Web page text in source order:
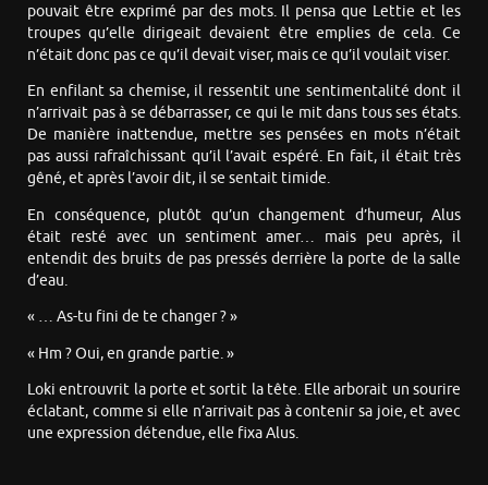
pouvait être exprimé par des mots. Il pensa que Lettie et les
troupes qu’elle dirigeait devaient être emplies de cela. Ce
n’était donc pas ce qu’il devait viser, mais ce qu’il voulait viser.
En enfilant sa chemise, il ressentit une sentimentalité dont il
n’arrivait pas à se débarrasser, ce qui le mit dans tous ses états.
De manière inattendue, mettre ses pensées en mots n’était
pas aussi rafraîchissant qu’il l’avait espéré. En fait, il était très
gêné, et après l’avoir dit, il se sentait timide.
En conséquence, plutôt qu’un changement d’humeur, Alus
était resté avec un sentiment amer… mais peu après, il
entendit des bruits de pas pressés derrière la porte de la salle
d’eau.
« … As-tu fini de te changer ? »
« Hm ? Oui, en grande partie. »
Loki entrouvrit la porte et sortit la tête. Elle arborait un sourire
éclatant, comme si elle n’arrivait pas à contenir sa joie, et avec
une expression détendue, elle fixa Alus.